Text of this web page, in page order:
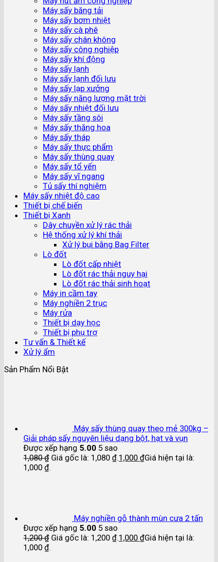
Máy sấy băng tải
Máy sấy bơm nhiệt
Máy sấy cà phê
Máy sấy chân không
Máy sấy công nghiệp
Máy sấy khí động
Máy sấy lạnh
Máy sấy lạnh đối lưu
Máy sấy lạp xưởng
Máy sấy năng lượng mặt trời
Máy sấy nhiệt đối lưu
Máy sấy tầng sôi
Máy sấy thăng hoa
Máy sấy tháp
Máy sấy thực phẩm
Máy sấy thùng quay
Máy sấy tổ yến
Máy sấy vĩ ngang
Tủ sấy thí nghiệm
Máy sấy nhiệt độ cao
Thiết bị chế biến
Thiết bị Xanh
Dây chuyền xử lý rác thải
Hệ thống xử lý khí thải
Xử lý bụi bằng Bag Filter
Lò đốt
Lò đốt cấp nhiệt
Lò đốt rác thải nguy hại
Lò đốt rác thải sinh hoạt
Máy in cầm tay
Máy nghiền 2 trục
Máy rửa
Thiết bị dạy học
Thiết bị phụ trợ
Tư vấn & Thiết kế
Xử lý ẩm
Sản Phẩm Nổi Bật
Máy sấy thùng quay theo mẻ 300kg –
Giải pháp sấy nguyên liệu dạng bột, hạt và vụn
Được xếp hạng 5.00 5 sao
1,080₫ Giá gốc là: 1,080 ₫.1,000 ₫Giá hiện tại là:
1,000 ₫.
Máy nghiền gỗ thành mùn cưa 2 tấn
Được xếp hạng 5.00 5 sao
1,200₫ Giá gốc là: 1,200 ₫.1,000 ₫Giá hiện tại là:
1,000 ₫.